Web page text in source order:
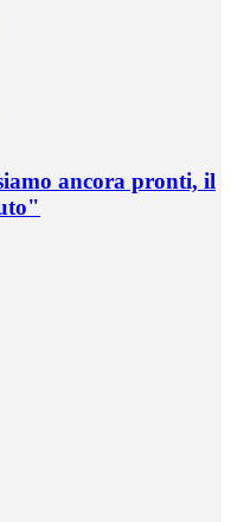
ancora pronti, il